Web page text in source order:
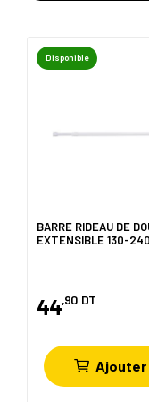
Disponible
BARRE RIDEAU DE
EXTENSIBLE 130-
44,90 DT
Ajouter